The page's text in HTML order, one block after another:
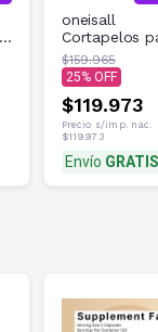
oneisall
Cortapelos
perros de
ruido, 2
$159.965
25
$119.973
Precio s/imp. nac.
$119.973
Envío GRATIS